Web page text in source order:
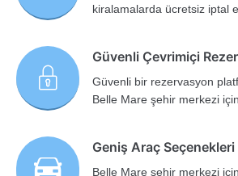
kiralamalarda ücretsiz iptal
Güvenli Çevrimiçi
Güvenli bir rezervasyon
Belle Mare şehir merkezi
Geniş Araç Seçenekleri
Belle Mare şehir merkezi